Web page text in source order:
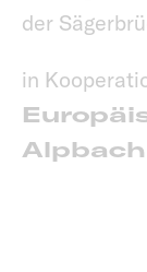
der
in
Alpbach